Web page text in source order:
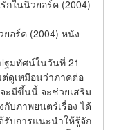
กในนิวยอร์ค (2004)
อร์ค (2004) หนัง
ฐมทัศน์ในวันที่ 21
ดูเหมือนว่าภาคต่อ
ะมีขึ้นนี้ จะช่วยเสริม
บภาพยนตร์เรื่อง ได้
รับการแนะนำให้รู้จัก